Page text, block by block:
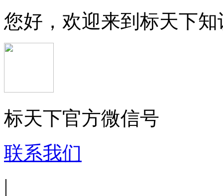
您好，欢迎来到标天下
标天下官方微信号
联系我们
|